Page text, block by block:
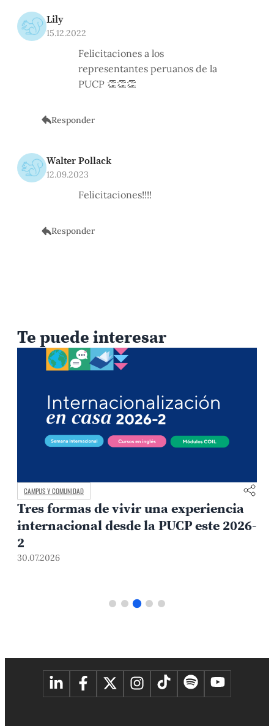
Lily
15.12.2022
Felicitaciones a los
representantes peruanos de la
PUCP 👏👏👏
Responder
Walter Pollack
12.09.2023
Felicitaciones!!!!
Responder
Te puede interesar
CAMPUS Y COMUNIDAD
Tres formas de vivir una experiencia
internacional desde la PUCP este 2026-
2
30.07.2026